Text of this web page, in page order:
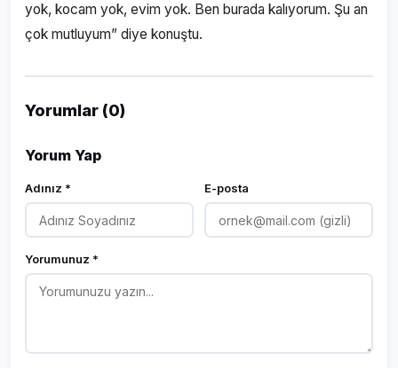
yok, kocam yok, evim yok. Ben burada kalıyorum. Şu an
çok mutluyum” diye konuştu.
Yorumlar (0)
Yorum Yap
Adınız * E-posta
Yorumunuz *